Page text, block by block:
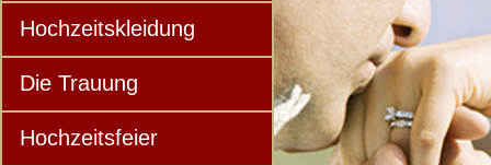
Hochzeitskleidung
Die Trauung
Hochzeitsfeier